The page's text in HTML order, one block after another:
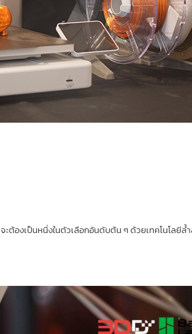
จะต้องเป็นหนึ่งในตัวเลือกอันดับต้น ๆ ด้วยเทคโนโลยีล้